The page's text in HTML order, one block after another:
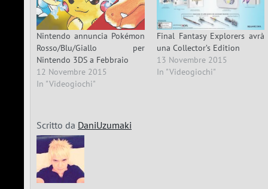
Nintendo annuncia Pokémon
Rosso/Blu/Giallo per
Nintendo 3DS a Febbraio
12 Novembre 2015
In "Videogiochi"
Final Fantasy Explorers avrà
una Collector’s Edition
13 Novembre 2015
In "Videogiochi"
Scritto da DaniUzumaki